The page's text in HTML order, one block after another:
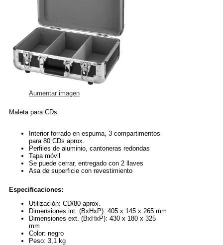
Aumentar imagen
Maleta para CDs
Interior forrado en espuma, 3 compartimentos
para 80 CDs aprox.
Perfiles de aluminio, cantoneras redondas
Tapa móvil
Se puede cerrar, entregado con 2 llaves
Asa de superficie con revestimiento
Especificaciones:
Utilización: CD/80 aprox.
Dimensiones int. (BxHxP): 405 x 145 x 265 mm
Dimensiones ext. (BxHxP): 430 x 180 x 325
mm
Color: negro
Peso: 3,1 kg